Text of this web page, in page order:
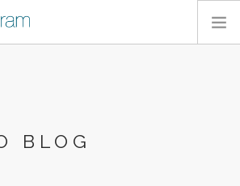
BLOG